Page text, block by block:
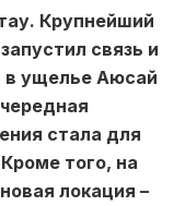
Крупнейший
связь и
в ущелье Аюсай
стала для
того, на
локация –